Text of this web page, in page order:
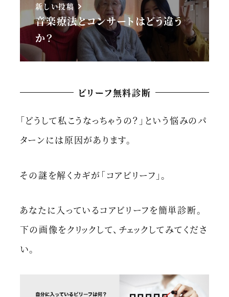
新しい投稿
音楽療法とコンサートはどう違う
か？
ビリーフ無料診断
「どうして私こうなっちゃうの？」という悩みのパ
ターンには原因があります。
その謎を解くカギが「コアビリーフ」。
あなたに入っているコアビリーフを簡単診断。
下の画像をクリックして、チェックしてみてくださ
い。